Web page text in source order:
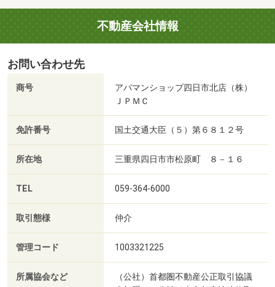
不動産会社情報
お問い合わせ先
商号
アパマンショップ四日市北店（株）
ＪＰＭＣ
免許番号 国土交通大臣（５）第６８１２号
所在地 三重県四日市市松原町 ８－１６
TEL 059-364-6000
取引態様 仲介
管理コード 1003321225
所属協会など
（公社）首都圏不動産公正取引協議